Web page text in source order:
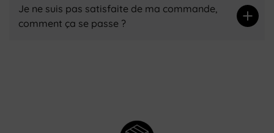
Je ne suis pas satisfaite de ma commande,
comment ça se passe ?